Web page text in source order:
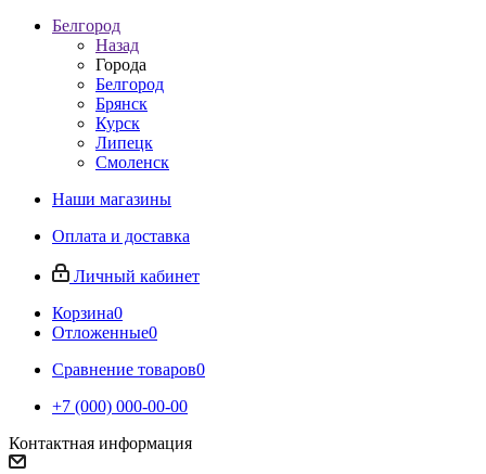
Белгород
Назад
Города
Белгород
Брянск
Курск
Липецк
Смоленск
Наши магазины
Оплата и доставка
Личный кабинет
Корзина0
Отложенные0
Сравнение товаров0
+7 (000) 000-00-00
Контактная информация